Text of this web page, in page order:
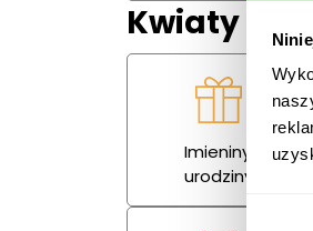
Kwiaty na
Imieniny,
urodziny